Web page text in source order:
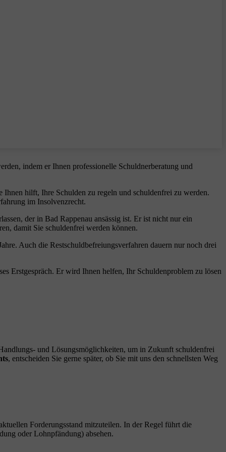
indem er Ihnen professionelle Schuldnerberatung und
Ihnen hilft, Ihre Schulden zu regeln und schuldenfrei zu werden.
im Insolvenzrecht.
der in Bad Rappenau ansässig ist. Er ist nicht nur ein
damit Sie schuldenfrei werden können.
Auch die Restschuldbefreiungsverfahren dauern nur noch drei
Erstgespräch. Er wird Ihnen helfen, Ihr Schuldenproblem zu lösen
und Lösungsmöglichkeiten, um in Zukunft schuldenfrei
, entscheiden Sie gerne später, ob Sie mit uns den schnellsten Weg
Forderungsstand mitzuteilen. In der Regel führt die
oder Lohnpfändung) absehen.